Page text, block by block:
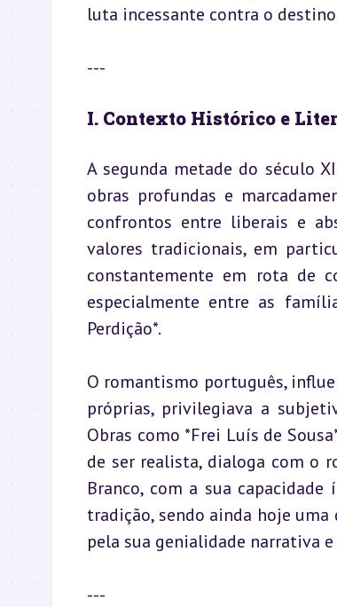
luta incessante contra o
---
I. Contexto Histórico e
A segunda metade do século
obras profundas e
confrontos entre liberais e
valores tradicionais, em
constantemente em rota de
especialmente entre as
Perdição*.
O romantismo português,
próprias, privilegiava a
Obras como *Frei Luís de
de ser realista, dialoga com o
Branco, com a sua
tradição, sendo ainda hoje
pela sua genialidade narrativa
---